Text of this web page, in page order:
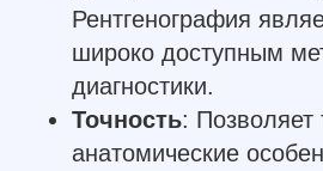
Рентгенография
широко доступным
диагностики.
Точность: Позволяет
анатомические